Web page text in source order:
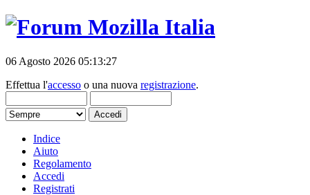
06 Agosto 2026 05:13:27
Effettua l'accesso o una nuova registrazione.
Indice
Aiuto
Regolamento
Accedi
Registrati